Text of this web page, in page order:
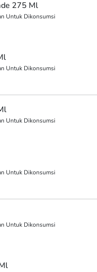
275 Ml
Untuk Dikonsumsi
Untuk Dikonsumsi
Untuk Dikonsumsi
Untuk Dikonsumsi
Untuk Dikonsumsi